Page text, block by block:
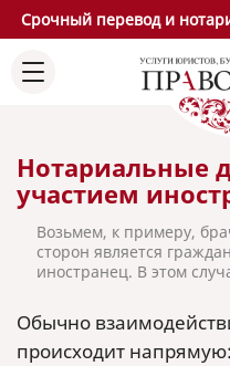
Срочный перевод и
Нотариальные
участием
Возьмем, к примеру,
сторон является
иностранец. В этом
Обычно
происходит